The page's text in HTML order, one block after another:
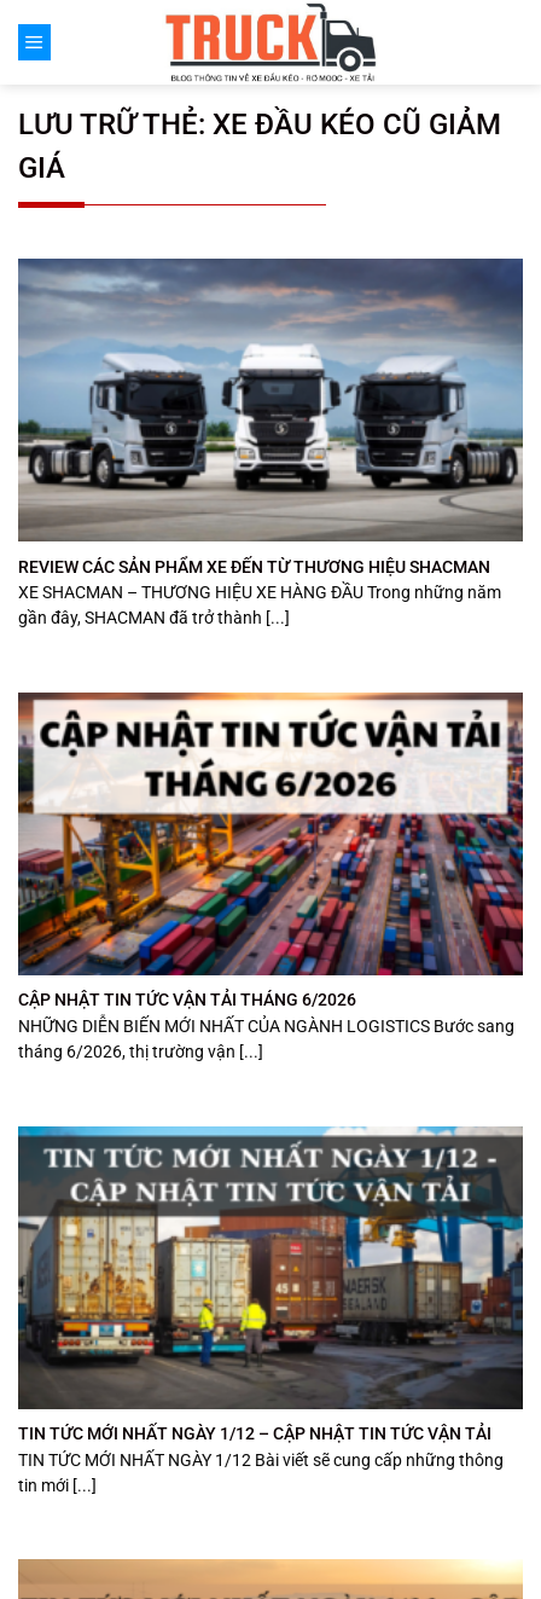
đến
LƯU TRỮ THẺ: XE ĐẦU KÉO CŨ GIẢM
GIÁ
REVIEW CÁC SẢN PHẨM XE ĐẾN TỪ THƯƠNG HIỆU SHACMAN
XE SHACMAN – THƯƠNG HIỆU XE HÀNG ĐẦU Trong những năm
gần đây, SHACMAN đã trở thành [...]
CẬP NHẬT TIN TỨC VẬN TẢI THÁNG 6/2026
NHỮNG DIỄN BIẾN MỚI NHẤT CỦA NGÀNH LOGISTICS Bước sang
tháng 6/2026, thị trường vận [...]
TIN TỨC MỚI NHẤT NGÀY 1/12 – CẬP NHẬT TIN TỨC VẬN TẢI
TIN TỨC MỚI NHẤT NGÀY 1/12 Bài viết sẽ cung cấp những thông
tin mới [...]